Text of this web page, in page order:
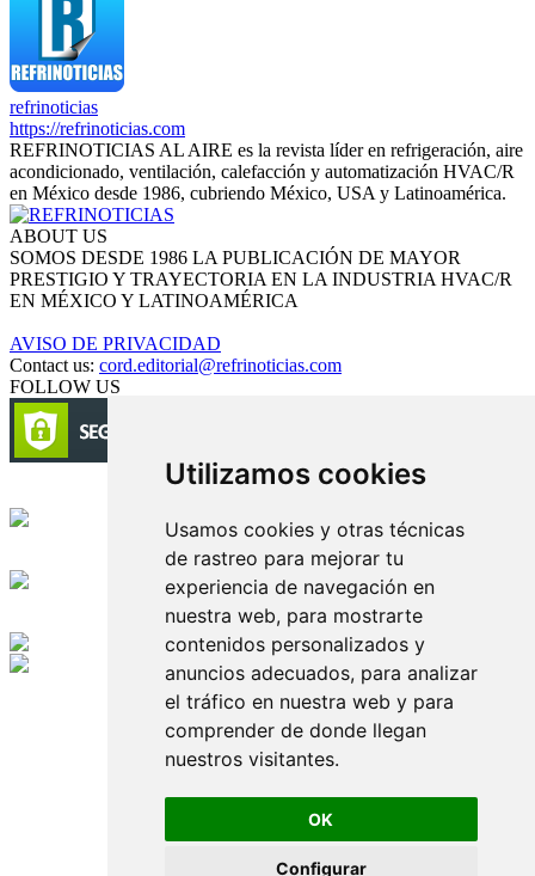
Utilizamos cookies
Usamos cookies y otras técnicas
de rastreo para mejorar tu
experiencia de navegación en
nuestra web, para mostrarte
contenidos personalizados y
anuncios adecuados, para analizar
el tráfico en nuestra web y para
comprender de donde llegan
nuestros visitantes.
OK
Configurar
refrinoticias
https://refrinoticias.com
REFRINOTICIAS AL AIRE es la revista líder en refrigeración, aire
acondicionado, ventilación, calefacción y automatización HVAC/R
en México desde 1986, cubriendo México, USA y Latinoamérica.
ABOUT US
SOMOS DESDE 1986 LA PUBLICACIÓN DE MAYOR
PRESTIGIO Y TRAYECTORIA EN LA INDUSTRIA HVAC/R
EN MÉXICO Y LATINOAMÉRICA
AVISO DE PRIVACIDAD
Contact us: cord.editorial@refrinoticias.com
FOLLOW US
Edición digital con tecnología
Playa Revolcadero 222 Col. Reforma Iztaccihuatl Norte C.P. 08810
CIUDAD DE MEXICO
Conmutador CIUDAD DE MEXICO (+52) 555 740 4476, 555 740
© 2000-2026 BURO DE MERCADOTECNIA DEL CENTRO,
S.A. Todos los derechos reservados
Todos los nombres, marcas, logotipos, productos e imagenes
mencionados son propiedad de sus respectivos dueños
Prohibida la reproducción total o parcial de los contenidos aqui